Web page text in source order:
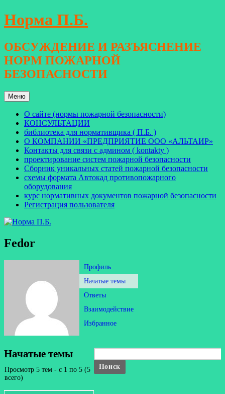
Перейти
к
Норма П.Б.
ОБСУЖДЕНИЕ И РАЗЪЯСНЕНИЕ
НОРМ ПОЖАРНОЙ
БЕЗОПАСНОСТИ
Меню
О сайте (нормы пожарной безопасности)
КОНСУЛЬТАЦИИ
библиотека для нормативщика ( П.Б. )
О КОМПАНИИ «ПРЕДПРИЯТИЕ ООО «АЛЬТАИР»
Контакты для связи с админом ( kontakty )
проектирование систем пожарной безопасности
Сборник уникальных статей пожарной безопасности
схемы формата Автокад противопожарного
оборудования
курс нормативных документов пожарной безопасности
Регистрация пользователя
Fedor
Профиль
Начатые темы
Ответы
Взаимодействие
Избранное
Начатые темы
Просмотр 5 тем - с 1 по 5 (5
всего)